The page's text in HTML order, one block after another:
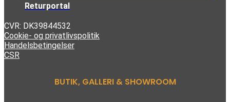
Returportal
CVR: DK39844532
Cookie- og privatlivspolitik
Handelsbetingelser
CSR
BUTIK, GALLERI & SHOWROOM